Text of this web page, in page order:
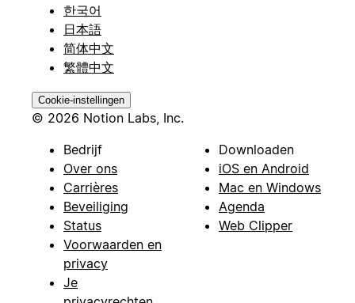
한국어
日本語
简体中文
繁體中文
Cookie-instellingen
© 2026 Notion Labs, Inc.
Bedrijf
Over ons
Carrières
Beveiliging
Status
Voorwaarden en
privacy
Je
Downloaden
iOS en Android
Mac en Windows
Agenda
Web Clipper